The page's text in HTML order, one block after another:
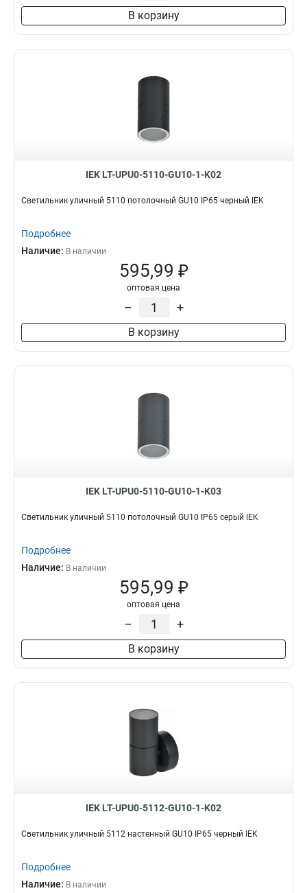
В корзину
IEK LT-UPU0-5110-GU10-1-K02
Светильник уличный 5110 потолочный GU10 IP65 черный IEK
Подробнее
Наличие: В наличии
595,99 ₽
оптовая цена
– +
В корзину
IEK LT-UPU0-5110-GU10-1-K03
Светильник уличный 5110 потолочный GU10 IP65 серый IEK
Подробнее
Наличие: В наличии
595,99 ₽
оптовая цена
– +
В корзину
IEK LT-UPU0-5112-GU10-1-K02
Светильник уличный 5112 настенный GU10 IP65 черный IEK
Подробнее
Наличие: В наличии